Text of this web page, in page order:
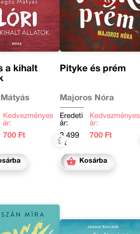
a kihalt
Mátyás
Kedvezményes
ár:
700 Ft
Pityke és prém
Majoros Nóra
Eredeti
ár:
3 499
Ft
Kedvezményes
ár:
700 Ft
Kosárba